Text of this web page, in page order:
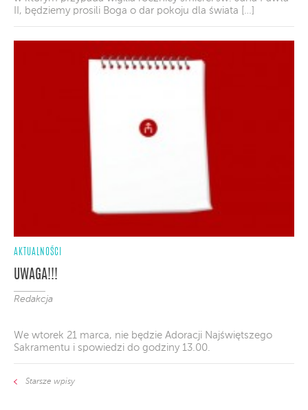
II, będziemy prosili Boga o dar pokoju dla świata […]
AKTUALNOŚCI
UWAGA!!!
Redakcja
We wtorek 21 marca, nie będzie Adoracji Najświętszego
Sakramentu i spowiedzi do godziny 13.00.
Starsze wpisy